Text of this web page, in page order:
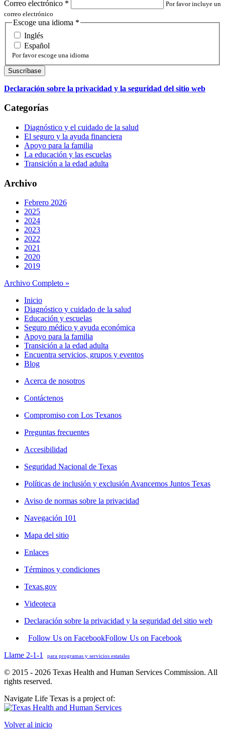
Correo electrónico *
Por favor incluye un
correo electrónico
Escoge una idioma *
Inglés
Español
Por favor escoge una idioma
Declaración sobre la privacidad y la seguridad del sitio web
Categorías
Diagnóstico y el cuidado de la salud
El seguro y la ayuda financiera
Apoyo para la familia
La educación y las escuelas
Transición a la edad adulta
Archivo
Febrero 2026
2025
2024
2023
2022
2021
2020
2019
Archivo Completo »
Inicio
Diagnóstico y cuidado de la salud
Educación y escuelas
Seguro médico y ayuda económica
Apoyo para la familia
Transición a la edad adulta
Encuentra servicios, grupos y eventos
Blog
Acerca de nosotros
Contáctenos
Compromiso con Los Texanos
Preguntas frecuentes
Accesibilidad
Seguridad Nacional de Texas
Políticas de inclusión y exclusión Avancemos Juntos Texas
Aviso de normas sobre la privacidad
Navegación 101
Mapa del sitio
Enlaces
Términos y condiciones
Texas.gov
Videoteca
Declaración sobre la privacidad y la seguridad del sitio web
Follow Us on FacebookFollow Us on Facebook
Llame 2-1-1
para programas y servicios estatales
© 2015 - 2026 Texas Health and Human Services Commission. All
rights reserved.
Navigate Life Texas is a project of:
Volver al inicio